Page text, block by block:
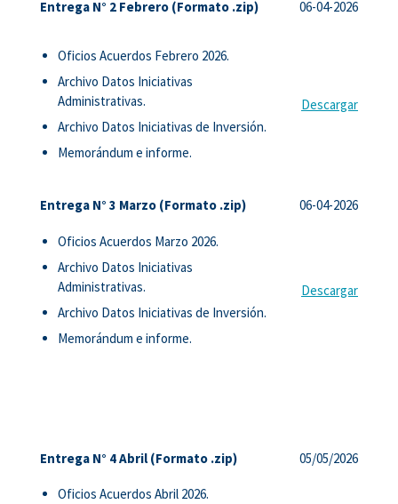
Entrega N° 2 Febrero (Formato .zip) 06-04-2026
Oficios Acuerdos Febrero 2026.
Archivo Datos Iniciativas
Administrativas.
Archivo Datos Iniciativas de Inversión.
Memorándum e informe.
Descargar
Entrega N° 3 Marzo (Formato .zip) 06-04-2026
Oficios Acuerdos Marzo 2026.
Archivo Datos Iniciativas
Administrativas.
Archivo Datos Iniciativas de Inversión.
Memorándum e informe.
Descargar
Entrega N° 4 Abril (Formato .zip) 05/05/2026
Oficios Acuerdos Abril 2026.